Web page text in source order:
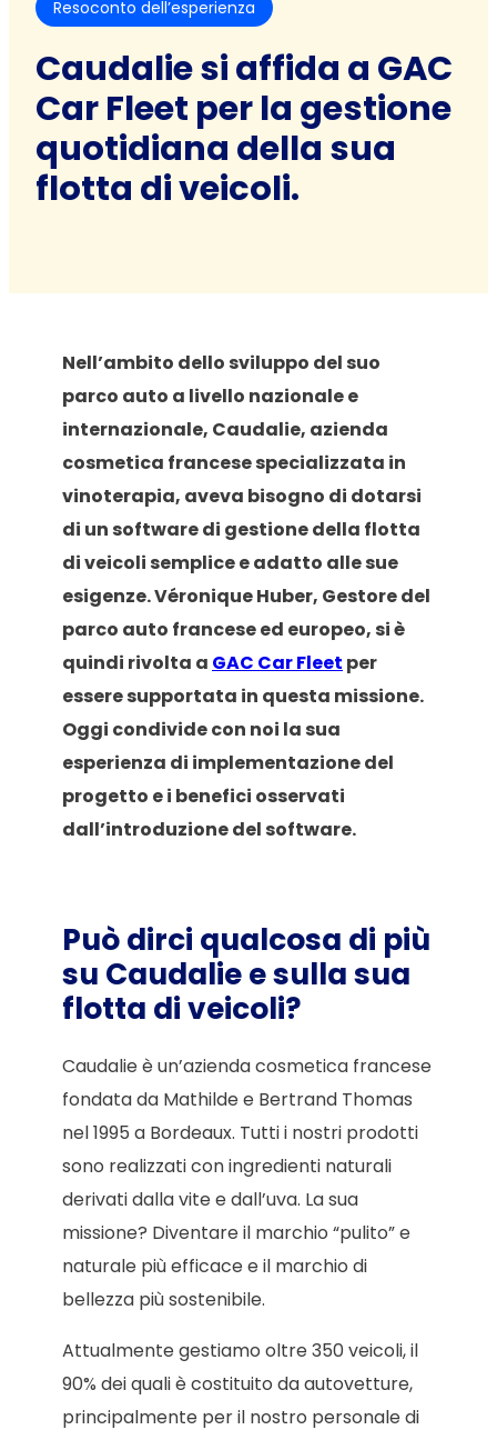
Resoconto dell’esperienza
Caudalie si affida a GAC
Car Fleet per la gestione
quotidiana della sua
flotta di veicoli.
Nell’ambito dello sviluppo del suo
parco auto a livello nazionale e
internazionale, Caudalie, azienda
cosmetica francese specializzata in
vinoterapia, aveva bisogno di dotarsi
di un software di gestione della flotta
di veicoli semplice e adatto alle sue
esigenze. Véronique Huber, Gestore del
parco auto francese ed europeo, si è
quindi rivolta a GAC Car Fleet per
essere supportata in questa missione.
Oggi condivide con noi la sua
esperienza di implementazione del
progetto e i benefici osservati
dall’introduzione del software.
Può dirci qualcosa di più
su Caudalie e sulla sua
flotta di veicoli?
Caudalie è un’azienda cosmetica francese
fondata da Mathilde e Bertrand Thomas
nel 1995 a Bordeaux. Tutti i nostri prodotti
sono realizzati con ingredienti naturali
derivati dalla vite e dall’uva. La sua
missione? Diventare il marchio “pulito” e
naturale più efficace e il marchio di
bellezza più sostenibile.
Attualmente gestiamo oltre 350 veicoli, il
90% dei quali è costituito da autovetture,
principalmente per il nostro personale di